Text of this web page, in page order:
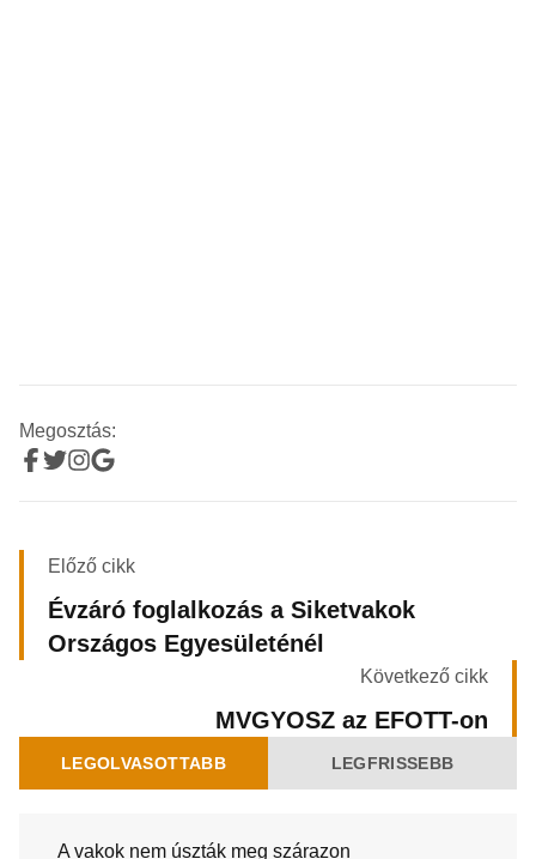
Megosztás:
Előző cikk
Évzáró foglalkozás a Siketvakok
Országos Egyesületénél
Következő cikk
MVGYOSZ az EFOTT-on
LEGOLVASOTTABB LEGFRISSEBB
A vakok nem úszták meg szárazon